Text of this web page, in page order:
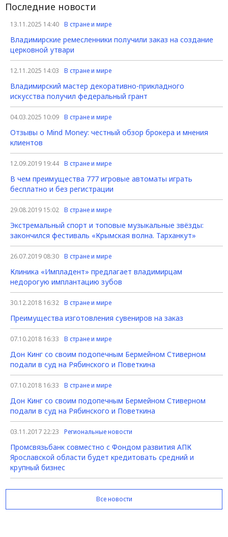
Последние новости
13.11.2025 14:40 В стране и мире
Владимирские ремесленники получили заказ на создание
церковной утвари
12.11.2025 14:03 В стране и мире
Владимирский мастер декоративно-прикладного
искусства получил федеральный грант
04.03.2025 10:09 В стране и мире
Отзывы о Mind Money: честный обзор брокера и мнения
клиентов
12.09.2019 19:44 В стране и мире
В чем преимущества 777 игровые автоматы играть
бесплатно и без регистрации
29.08.2019 15:02 В стране и мире
Экстремальный спорт и топовые музыкальные звёзды:
закончился фестиваль «Крымская волна. Тарханкут»
26.07.2019 08:30 В стране и мире
Клиника «Импладент» предлагает владимирцам
недорогую имплантацию зубов
30.12.2018 16:32 В стране и мире
Преимущества изготовления сувениров на заказ
07.10.2018 16:33 В стране и мире
Дон Кинг со своим подопечным Бермейном Стиверном
подали в суд на Рябинского и Поветкина
07.10.2018 16:33 В стране и мире
Дон Кинг со своим подопечным Бермейном Стиверном
подали в суд на Рябинского и Поветкина
03.11.2017 22:23 Региональные новости
Промсвязьбанк совместно с Фондом развития АПК
Ярославской области будет кредитовать средний и
крупный бизнес
Все новости